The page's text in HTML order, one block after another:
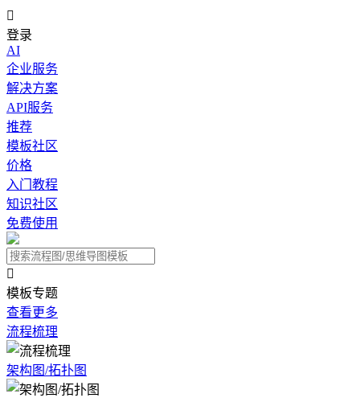

登录
AI
企业服务
解决方案
API服务
推荐
模板社区
价格
入门教程
知识社区
免费使用

模板专题
查看更多
流程梳理
架构图/拓扑图